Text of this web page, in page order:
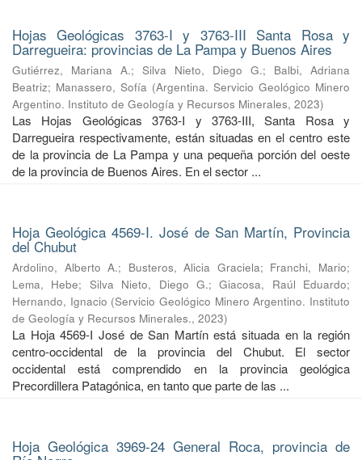
Hojas Geológicas 3763-I y 3763-III Santa Rosa y
Darregueira: provincias de La Pampa y Buenos Aires
Gutiérrez, Mariana A.; Silva Nieto, Diego G.; Balbi, Adriana
Beatriz; Manassero, Sofía (Argentina. Servicio Geológico Minero
Argentino. Instituto de Geología y Recursos Minerales, 2023)
Las Hojas Geológicas 3763-I y 3763-III, Santa Rosa y
Darregueira respectivamente, están situadas en el centro este
de la provincia de La Pampa y una pequeña porción del oeste
de la provincia de Buenos Aires. En el sector ...
Hoja Geológica 4569-I. José de San Martín, Provincia
del Chubut
Ardolino, Alberto A.; Busteros, Alicia Graciela; Franchi, Mario;
Lema, Hebe; Silva Nieto, Diego G.;Giacosa, Raúl Eduardo;
Hernando, Ignacio (Servicio Geológico Minero Argentino. Instituto
de Geología y Recursos Minerales., 2023)
La Hoja 4569-I José de San Martín está situada en la región
centro-occidental de la provincia del Chubut. El sector
occidental está comprendido en la provincia geológica
Precordillera Patagónica, en tanto que parte de las ...
Hoja Geológica 3969-24 General Roca, provincia de